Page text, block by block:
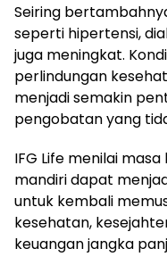
Seiring
seperti hipertensi,
juga meningkat.
perlindungan
menjadi semakin
pengobatan yang
IFG Life menilai
mandiri dapat
untuk kembali
kesehatan,
keuangan jangka